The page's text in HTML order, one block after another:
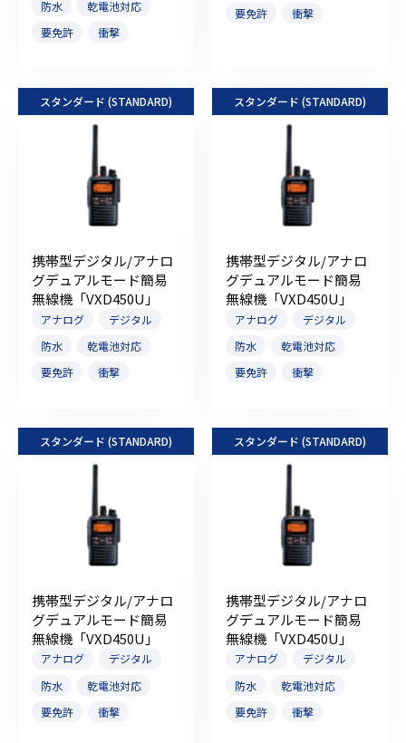
防水
乾電池対応
要免許
衝撃
要免許
衝撃
スタンダード (STANDARD)
携帯型デジタル/アナロ
グデュアルモード簡易
無線機「VXD450U」
アナログ
デジタル
防水
乾電池対応
要免許
衝撃
スタンダード (STANDARD)
携帯型デジタル/アナロ
グデュアルモード簡易
無線機「VXD450U」
アナログ
デジタル
防水
乾電池対応
要免許
衝撃
スタンダード (STANDARD)
携帯型デジタル/アナロ
グデュアルモード簡易
無線機「VXD450U」
アナログ
デジタル
防水
乾電池対応
要免許
衝撃
スタンダード (STANDARD)
携帯型デジタル/アナロ
グデュアルモード簡易
無線機「VXD450U」
アナログ
デジタル
防水
乾電池対応
要免許
衝撃